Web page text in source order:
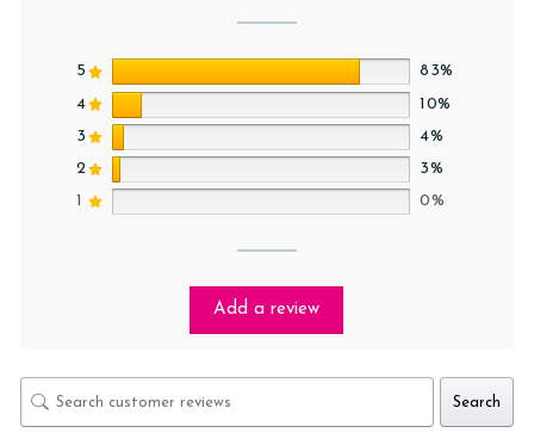
5
83%
4
10%
3
4%
2
3%
1
0%
Add a review
Search